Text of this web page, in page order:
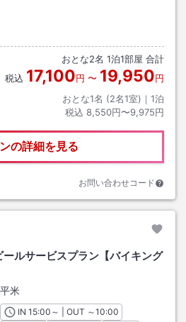
おとな2名 1泊1部屋 合計
税込 17,100円 〜 19,950円
おとな1名 (2名1室)｜ 1泊
税込 8,550円〜9,975円
の詳細を見る
お問い合わせコード
ルサービスプラン【バイキング
米
INチェックイン
15:00 ～ | OUT チェックアウト
～10:00